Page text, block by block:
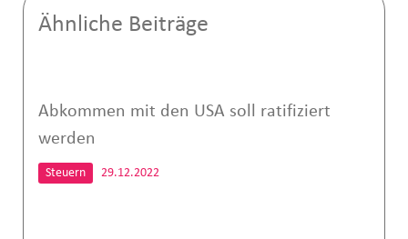
Ähnliche Beiträge
Abkommen mit den USA soll ratifiziert
werden
Steuern 29.12.2022